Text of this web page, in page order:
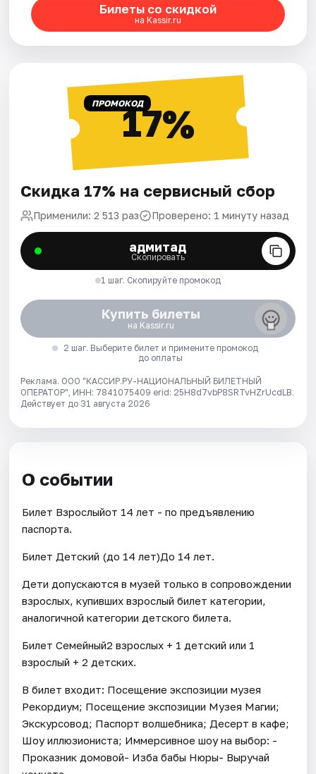
Билеты со скидкой
на Kassir.ru
ПРОМОКОД17%
Скидка 17% на сервисный сбор
Применили: 2 513 раз Проверено: 1 минуту назад
адмитад
Скопировать
1 шаг. Скопируйте промокод
Купить билеты
на Kassir.ru
2 шаг. Выберите билет и примените промокод
до оплаты
Реклама. ООО "КАССИР.РУ-НАЦИОНАЛЬНЫЙ БИЛЕТНЫЙ
ОПЕРАТОР", ИНН: 7841075409 erid: 25H8d7vbP8SRTvHZrUcdLB.
Действует до 31 августа 2026
О событии
Билет Взрослыйот 14 лет - по предъявлению
паспорта.
Билет Детский (до 14 лет)До 14 лет.
Дети допускаются в музей только в сопровождении
взрослых, купивших взрослый билет категории,
аналогичной категории детского билета.
Билет Семейный2 взрослых + 1 детский или 1
взрослый + 2 детских.
В билет входит: Посещение экспозиции музея
Рекордиум; Посещение экспозиции Музея Магии;
Экскурсовод; Паспорт волшебника; Десерт в кафе;
Шоу иллюзиониста; Иммерсивное шоу на выбор: -
Проказник домовой- Изба бабы Нюры- Выручай